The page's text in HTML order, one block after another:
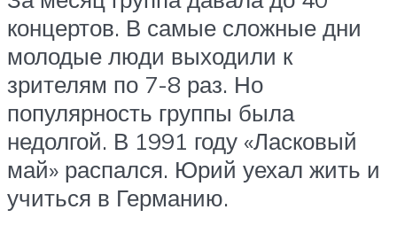
концертов. В самые сложные дни
молодые люди выходили к
зрителям по 7-8 раз. Но
популярность группы была
недолгой. В 1991 году «Ласковый
май» распался. Юрий уехал жить и
учиться в Германию.